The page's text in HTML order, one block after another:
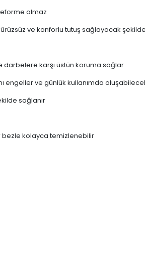
olmaz
ve konforlu tutuş sağlayacak
darbelere karşı üstün koruma sağlar
engeller ve günlük kullanımda
sağlanır
bezle kolayca temizlenebilir